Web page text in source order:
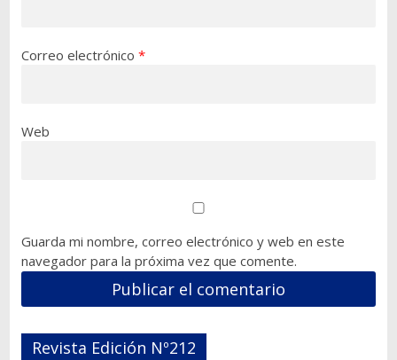
Correo electrónico *
Web
Guarda mi nombre, correo electrónico y web en este
navegador para la próxima vez que comente.
Revista Edición Nº212